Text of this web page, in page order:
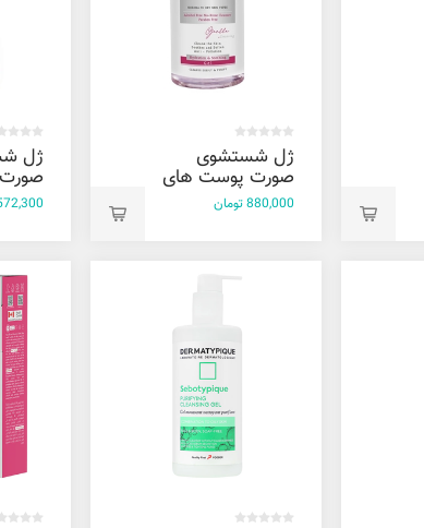
ژل شستشوی
صورت پوست های
نرمال تا خشک
ریندوک 250 میل
880,000 تومان
ژل
خشک
گلوکد 150 میل
572,300